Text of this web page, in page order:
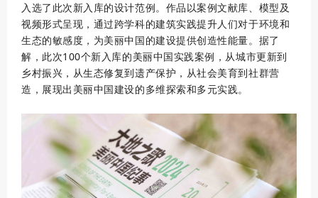
入选了此次新入库的设计范例。作品以案例文献库、模型及
视频形式呈现，通过跨学科的建筑实践提升人们对于环境和
生态的敏感度，为美丽中国的建设提供创造性能量。据了
解，此次100个新入库的美丽中国实践案例，从城市更新到
乡村振兴，从生态修复到遗产保护，从社会美育到社群营
造，展现出美丽中国建设的多维探索和多元实践。